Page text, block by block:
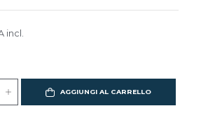
incl.
AGGIUNGI AL CARRELLO